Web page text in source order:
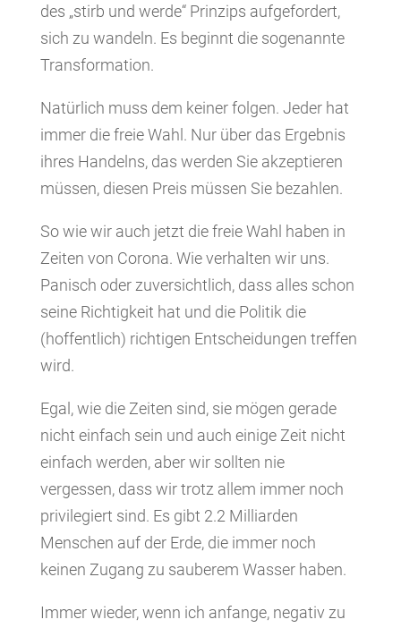
des „stirb und werde“ Prinzips aufgefordert,
sich zu wandeln. Es beginnt die sogenannte
Transformation.
Natürlich muss dem keiner folgen. Jeder hat
immer die freie Wahl. Nur über das Ergebnis
ihres Handelns, das werden Sie akzeptieren
müssen, diesen Preis müssen Sie bezahlen.
So wie wir auch jetzt die freie Wahl haben in
Zeiten von Corona. Wie verhalten wir uns.
Panisch oder zuversichtlich, dass alles schon
seine Richtigkeit hat und die Politik die
(hoffentlich) richtigen Entscheidungen treffen
wird.
Egal, wie die Zeiten sind, sie mögen gerade
nicht einfach sein und auch einige Zeit nicht
einfach werden, aber wir sollten nie
vergessen, dass wir trotz allem immer noch
privilegiert sind. Es gibt 2.2 Milliarden
Menschen auf der Erde, die immer noch
keinen Zugang zu sauberem Wasser haben.
Immer wieder, wenn ich anfange, negativ zu